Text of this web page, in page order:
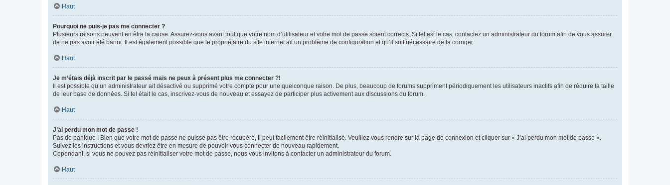
Haut
Pourquoi ne puis-je pas me connecter ?
Plusieurs raisons peuvent en être la cause. Assurez-vous avant tout que votre nom d’utilisateur et votre mot de passe soient corrects. Si tel est le cas, contactez un administrateur du forum afin de vous assurer
de ne pas avoir été banni. Il est également possible que le propriétaire du site internet ait un problème de configuration et qu’il soit nécessaire de la corriger.
Haut
Je m’étais déjà inscrit par le passé mais ne peux à présent plus me connecter ?!
Il est possible qu’un administrateur ait désactivé ou supprimé votre compte pour une quelconque raison. De plus, beaucoup de forums suppriment périodiquement les utilisateurs inactifs afin de réduire la taille
de leur base de données. Si tel était le cas, inscrivez-vous de nouveau et essayez de participer plus activement aux discussions du forum.
Haut
J’ai perdu mon mot de passe !
Pas de panique ! Bien que votre mot de passe ne puisse pas être récupéré, il peut facilement être réinitialisé. Veuillez vous rendre sur la page de connexion et cliquer sur « J’ai perdu mon mot de passe ».
Suivez les instructions et vous devriez être en mesure de pouvoir vous connecter de nouveau rapidement.
Cependant, si vous ne pouvez pas réinitialiser votre mot de passe, nous vous invitons à contacter un administrateur du forum.
Haut